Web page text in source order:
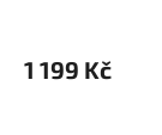
1 199 Kč